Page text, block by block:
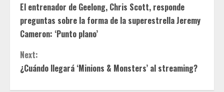
o
n
t
i
El entrenador de Geelong, Chris Scott, responde
preguntas sobre la forma de la superestrella Jeremy
Cameron: ‘Punto plano’
Next:
¿Cuándo llegará ‘Minions & Monsters’ al streaming?